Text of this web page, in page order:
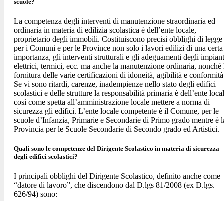
scuole?
La competenza degli interventi di manutenzione straordinaria ed
ordinaria in materia di edilizia scolastica è dell’ente locale,
proprietario degli immobili. Costituiscono precisi obblighi di legge
per i Comuni e per le Province non solo i lavori edilizi di una certa
importanza, gli interventi strutturali e gli adeguamenti degli
elettrici, termici, ecc. ma anche la manutenzione ordinaria, nonché
fornitura delle varie certificazioni di idoneità, agibilità e
Se vi sono ritardi, carenze, inadempienze nello stato degli edifici
scolastici e delle strutture la responsabilità primaria è dell’ente
così come spetta all’amministrazione locale mettere a norma di
sicurezza gli edifici. L’ente locale competente è il Comune, per le
scuole d’Infanzia, Primarie e Secondarie di Primo grado mentre è
Provincia per le Scuole Secondarie di Secondo grado ed Artistici.
Quali sono le competenze del Dirigente Scolastico in materia di sicurezza
degli edifici scolastici?
I principali obblighi del Dirigente Scolastico, definito anche come
“datore di lavoro”, che discendono dal D.lgs 81/2008 (ex D.lgs.
626/94) sono: